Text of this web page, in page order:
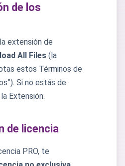
de los
extensión de
All Files (la
estos Términos de
Si no estás de
Extensión.
de licencia
PRO, te